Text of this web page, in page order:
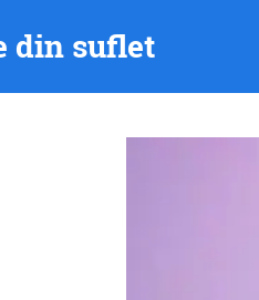
din suflet